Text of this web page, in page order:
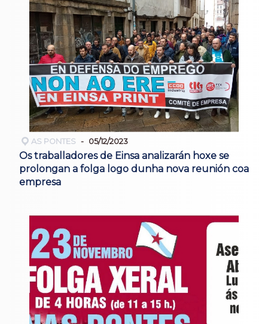
AS PONTES 05/12/2023
Os traballadores de Einsa analizarán hoxe se
prolongan a folga logo dunha nova reunión coa
empresa